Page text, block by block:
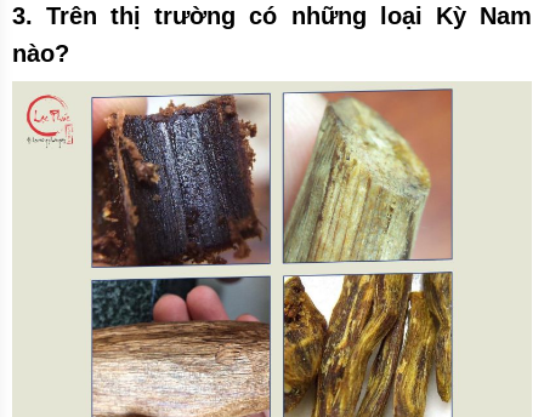
3. Trên thị trường có những loại Kỳ Nam
nào?